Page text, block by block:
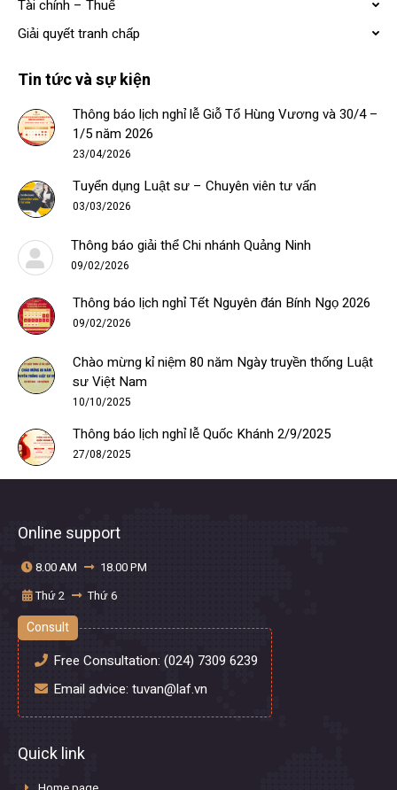
Tài chính – Thuế
Giải quyết tranh chấp
Tin tức và sự kiện
Thông báo lịch nghỉ lễ Giỗ Tổ Hùng Vương và 30/4 –
1/5 năm 2026
23/04/2026
Tuyển dụng Luật sư – Chuyên viên tư vấn
03/03/2026
Thông báo giải thể Chi nhánh Quảng Ninh
09/02/2026
Thông báo lịch nghỉ Tết Nguyên đán Bính Ngọ 2026
09/02/2026
Chào mừng kỉ niệm 80 năm Ngày truyền thống Luật
sư Việt Nam
10/10/2025
Thông báo lịch nghỉ lễ Quốc Khánh 2/9/2025
27/08/2025
Online support
8.00 AM
18.00 PM
Thứ 2
Thứ 6
Consult
Free Consultation: (024) 7309 6239
Email advice: tuvan@laf.vn
Quick link